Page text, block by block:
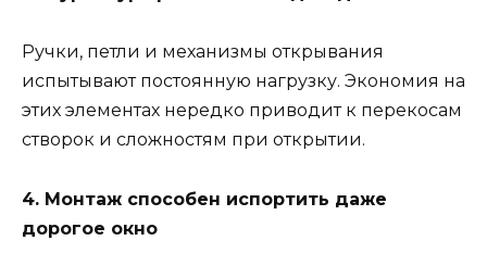
Ручки, петли и механизмы открывания
испытывают постоянную нагрузку. Экономия на
этих элементах нередко приводит к перекосам
створок и сложностям при открытии.
4. Монтаж способен испортить даже
дорогое окно